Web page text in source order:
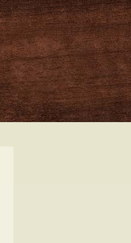
バーベキュー イベント